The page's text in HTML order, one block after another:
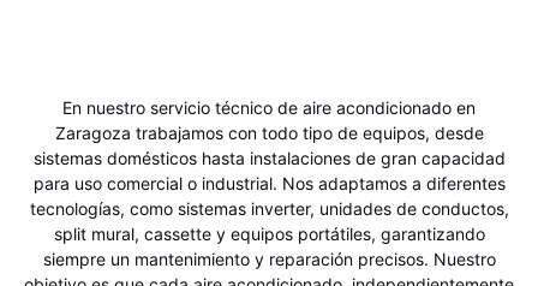
En nuestro servicio técnico de aire acondicionado en
Zaragoza trabajamos con todo tipo de equipos, desde
sistemas domésticos hasta instalaciones de gran capacidad
para uso comercial o industrial. Nos adaptamos a diferentes
tecnologías, como sistemas inverter, unidades de conductos,
split mural, cassette y equipos portátiles, garantizando
siempre un mantenimiento y reparación precisos. Nuestro